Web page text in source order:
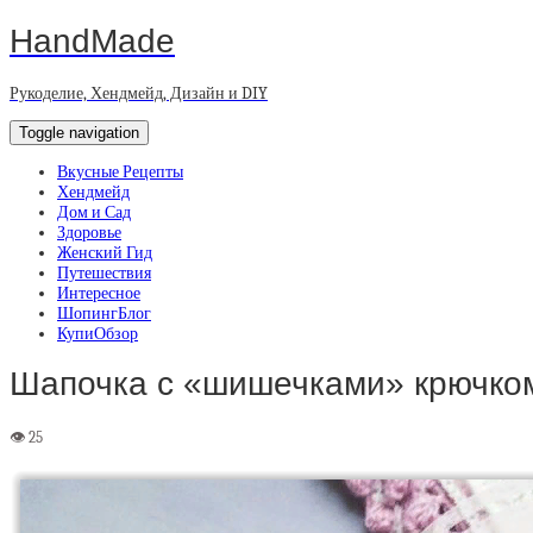
HandMade
Рукоделие, Хендмейд, Дизайн и DIY
Toggle navigation
Вкусные Рецепты
Хендмейд
Дом и Сад
Здоровье
Женский Гид
Путешествия
Интересное
ШопингБлог
КупиОбзор
Шапочка с «шишечками»